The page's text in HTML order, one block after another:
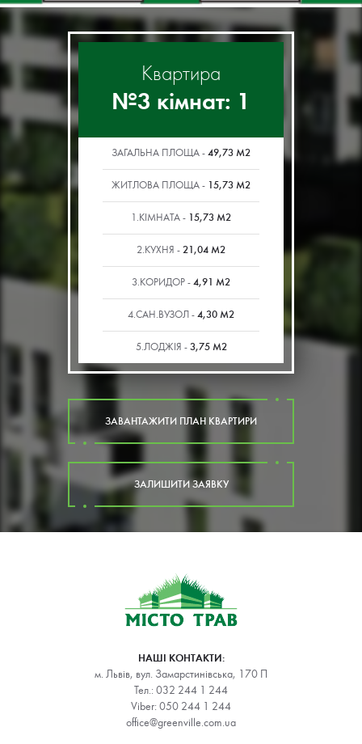
Квартира
№3 кімнат: 1
ЗАГАЛЬНА ПЛОЩА - 49,73 М2
ЖИТЛОВА ПЛОЩА - 15,73 М2
1.КІМНАТА - 15,73 М2
2.КУХНЯ - 21,04 М2
3.КОРИДОР - 4,91 М2
4.САН.ВУЗОЛ - 4,30 М2
5.ЛОДЖІЯ - 3,75 М2
ЗАВАНТАЖИТИ ПЛАН КВАРТИРИ
ЗАЛИШИТИ ЗАЯВКУ
НАШІ КОНТАКТИ:
м. Львів, вул. Замарстинівська, 170 П
Тел.: 032 244 1 244
Viber: 050 244 1 244
office@greenville.com.ua